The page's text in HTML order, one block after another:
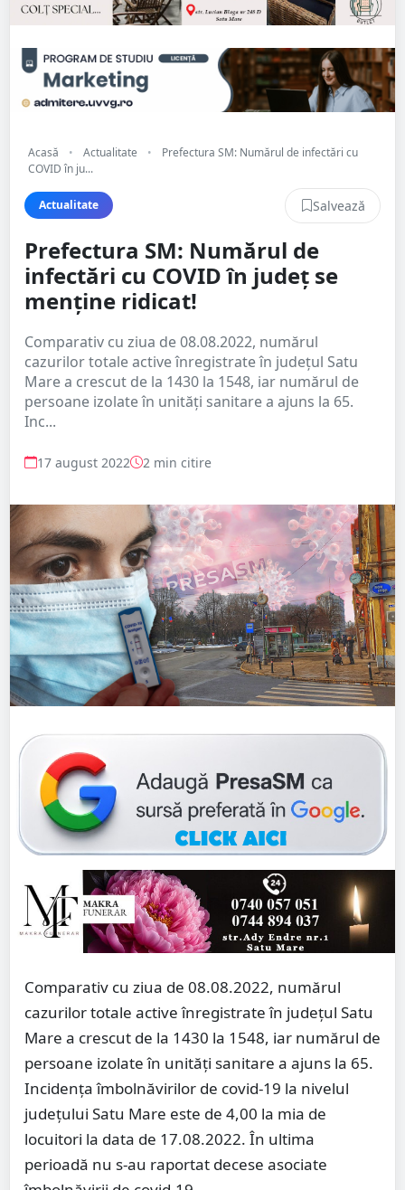
Acasă • Actualitate •
Prefectura SM: Numărul de infectări cu
COVID în ju...
Actualitate Salvează
Prefectura SM: Numărul de
infectări cu COVID în județ se
menține ridicat!
Comparativ cu ziua de 08.08.2022, numărul
cazurilor totale active înregistrate în județul Satu
Mare a crescut de la 1430 la 1548, iar numărul de
persoane izolate în unități sanitare a ajuns la 65.
Inc...
17 august 2022 2 min citire
Comparativ cu ziua de 08.08.2022, numărul
cazurilor totale active înregistrate în județul Satu
Mare a crescut de la 1430 la 1548, iar numărul de
persoane izolate în unități sanitare a ajuns la 65.
Incidența îmbolnăvirilor de covid-19 la nivelul
județului Satu Mare este de 4,00 la mia de
locuitori la data de 17.08.2022. În ultima
perioadă nu s-au raportat decese asociate